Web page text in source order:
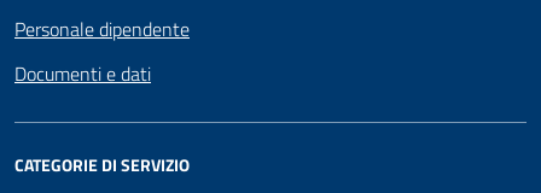
Personale dipendente
Documenti e dati
CATEGORIE DI SERVIZIO